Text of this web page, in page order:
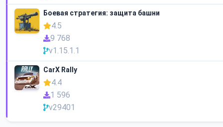
Боевая стратегия: защита башни
4.5
9 768
v1.15.1.1
CarX Rally
4.4
1 596
v29401